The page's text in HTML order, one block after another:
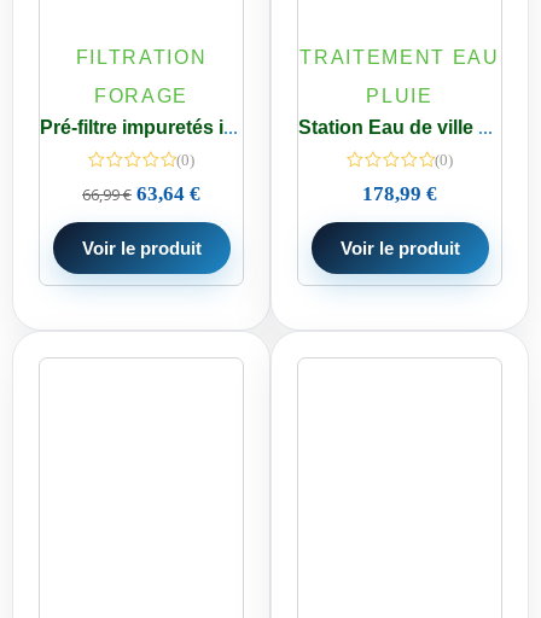
FILTRATION
FORAGE
Pré-filtre impuretés iSpring Réutilisable 50 Microns
(0)
66,99€ 63,64 €
Voir le produit
TRAITEMENT EAU
PLUIE
Station Eau de ville Big 20 Pouces 3 étapes E/S 1″ avec sédiments et charbon actif
(0)
178,99 €
Voir le produit